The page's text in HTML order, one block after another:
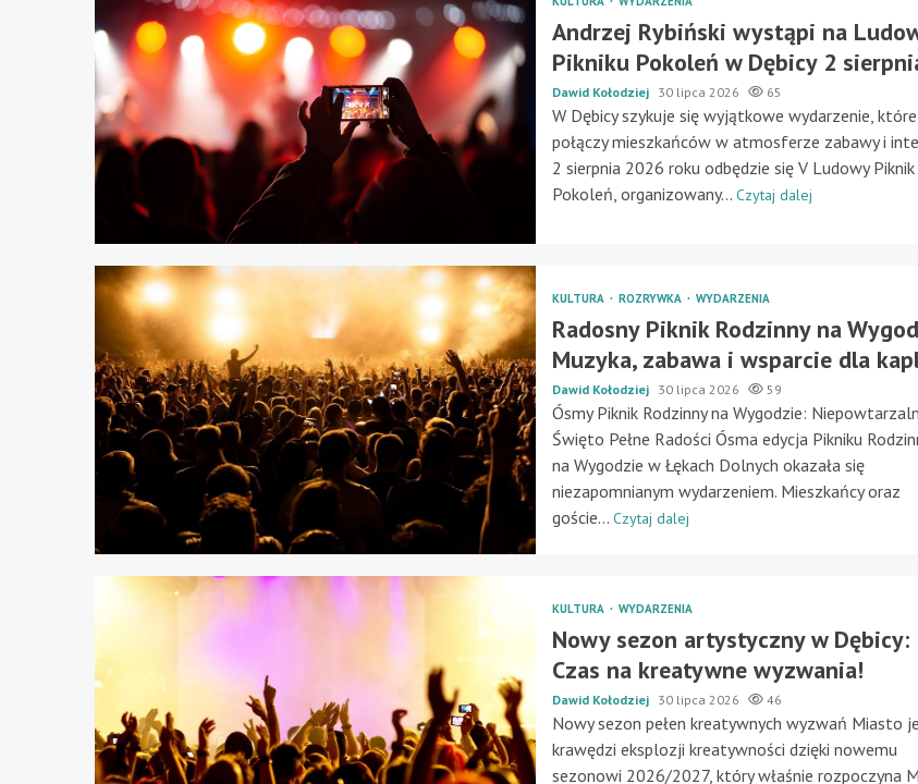
Andrzej Rybiński wystąpi na
Pikniku Pokoleń w Dębicy 2
Dawid Kołodziej 30 lipca 2026 65
W Dębicy szykuje się wyjątkowe wydarzenie, które
połączy mieszkańców w atmosferze zabawy i
2 sierpnia 2026 roku odbędzie się V Ludowy Piknik
Pokoleń, organizowany... Czytaj dalej
KULTURA ROZRYWKA WYDARZENIA
Radosny Piknik Rodzinny na
Muzyka, zabawa i wsparcie dla
Dawid Kołodziej 30 lipca 2026 59
Ósmy Piknik Rodzinny na Wygodzie:
Święto Pełne Radości Ósma edycja Pikniku
na Wygodzie w Łękach Dolnych okazała się
niezapomnianym wydarzeniem. Mieszkańcy oraz
goście... Czytaj dalej
KULTURA WYDARZENIA
Nowy sezon artystyczny w Dębicy:
Czas na kreatywne wyzwania!
Dawid Kołodziej 30 lipca 2026 46
Nowy sezon pełen kreatywnych wyzwań Miasto
krawędzi eksplozji kreatywności dzięki nowemu
sezonowi 2026/2027, który właśnie rozpoczyna